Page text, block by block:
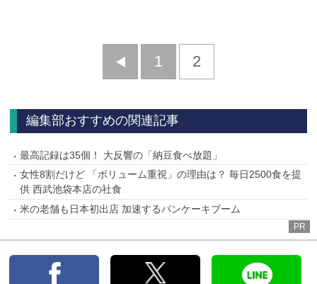
前
1 2
編集部おすすめの関連記事
最高記録は35個！ 大反響の「納豆食べ放題」
女性8割だけど 「ボリューム重視」の理由は？ 毎日2500食を提
供 西武池袋本店の社食
米の老舗も日本初出店 加速するパンケーキブーム
PR